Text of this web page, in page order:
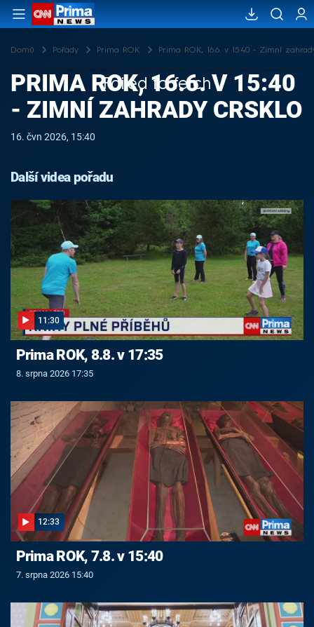
Domů Pořady Prima ROK Prima ROK, 16.6. v 15:40 - Zimní
Failed to fetch
PRIMA ROK, 16.6. V 15:40
- ZIMNÍ ZAHRADY CRSKLO
16. čvn 2026, 15:40
Další videa pořadu
11:30
Prima ROK, 8.8. v 17:35
8. srpna 2026 17:35
12:33
Prima ROK, 7.8. v 15:40
7. srpna 2026 15:40